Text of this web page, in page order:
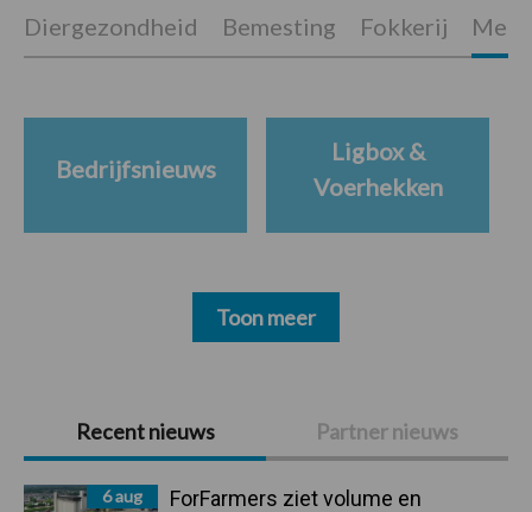
Primaire
Sidebar
Recent nieuws Partner nieuws
6 aug
ForFarmers ziet volume en
Diergezondheid Bemesting Fokkerij
Bedrijfsnieuws
Ligbox &
Voerhekken
Toon meer